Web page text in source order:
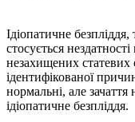
Ідіопатичне
стосується
незахищених статевих
ідентифікованої
нормальні, але зачаття
ідіопатичне безпліддя.